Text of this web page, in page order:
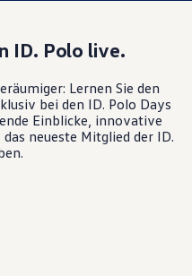
ID. Polo live.
Lernen Sie den
bei den ID. Polo Days
Einblicke, innovative
neueste Mitglied der ID.